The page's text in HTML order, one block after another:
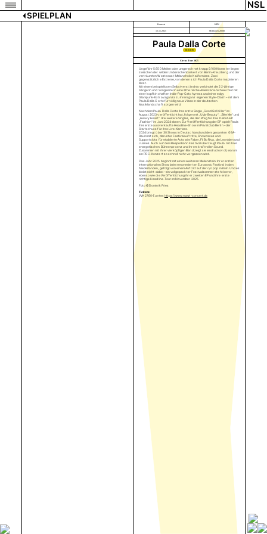
NSL
SPIELPLAN
Konzert KFK
12.11.2025 Mittwoch 20:00
Paula Dalla Corte
TICKETS
Circus Tour 2025
Ungefähr 5.650 Meilen oder umgerechnet knapp 9.100 Kilometer liegen
zwischen der wilden Unberechenbarkeit von Berlin-Kreuzberg und der
verträumten Westcoast-Melancholie Kaliforniens. Zwei
gegensätzliche Extreme, von denen sich Paula Dalla Corte inspirieren
lässt.
Mit einem beispiellosen Selbstverständnis verbindet die 22-jährige
Sängerin und Songwriterin eine ätherische Americana-Schwermut mit
einer kopfkinohaften Indie-Pop-Catchyness und einer edgy
Glampunk-Extravaganza zu ihrem ganz eigenen Style-Clash – mit dem
Paula Dalla Corte für völlig neue Vibes in der deutschen
Musiklandschaft sorgen wird.
Nachdem Paula Dalla Corte ihre erste Single „Good Girl Killer“ im
August 2023 veröffentlicht hat, folgen mit „Ugly Beauty“, „Bite Me“ und
„Heavy Heart“ drei weitere Singles, die den Weg für ihre Debüt-EP
„Fashion“ im Juni 2024 ebnen. Zur Veröffentlichung der EP spielt Paula
ihre erste ausverkaufte Headline-Show im Privatclub Berlin – der
Startschuss für ihre Live-Karriere.
2024 bringt über 30 Shows in Deutschland und dem gesamten GSA-
Raum mit sich, darunter Festivalauftritte, Showcases und
Supportslots für etablierte Acts wie Faber, Fil Bo Riva, die Leoniden und
Juanes. Auch auf dem Reeperbahn Festival überzeugt Paula mit ihrer
energetischen Bühnenpr.senz und ihrem kraftvollen Sound.
Zusammen mit ihrer vierköpfigen Band zeigt sie eindrucksvoll, warum
ein PDC-Konzert so schnell nicht vergessen wird.
Das Jahr 2025 beginnt mit einem weiteren Meilenstein: ihrer ersten
internationalen Show beim renommierten Eurosonic Festival in den
Niederlanden, gefolgt von einem Auftritt auf der c/o pop in Köln. Und es
bleibt nicht dabei – ein vollgepackter Festivalsommer steht bevor,
ebenso wie die Veröffentlichung ihrer zweiten EP und ihre erste
richtige Headline-Tour im November 2025.
Foto © Dominik Fries
Tickets:
VVK 27,60 € unter:https://www.mawi-concert.de